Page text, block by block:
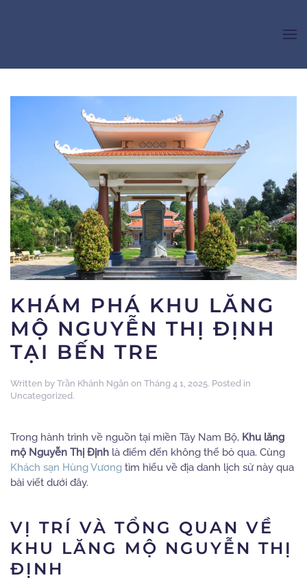
KHÁM PHÁ KHU LĂNG
MỘ NGUYỄN THỊ ĐỊNH
TẠI BẾN TRE
Written by Trần Khánh Ngân on Tháng 4 1, 2025. Posted in
Uncategorized.
Trong hành trình về nguồn tại miền Tây Nam Bộ, Khu lăng
mộ Nguyễn Thị Định là điểm đến không thể bỏ qua. Cùng
Khách sạn Hùng Vương tìm hiểu về địa danh lịch sử này qua
bài viết dưới đây.
VỊ TRÍ VÀ TỔNG QUAN VỀ
KHU LĂNG MỘ NGUYỄN THỊ
ĐỊNH